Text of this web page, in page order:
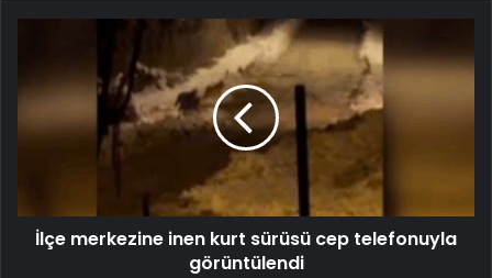
İlçe merkezine inen kurt sürüsü cep telefonuyla
görüntülendi